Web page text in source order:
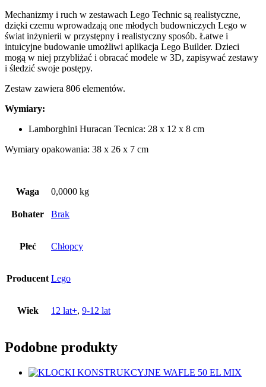
Mechanizmy i ruch w zestawach Lego Technic są realistyczne,
dzięki czemu wprowadzają one młodych budowniczych Lego w
świat inżynierii w przystępny i realistyczny sposób. Łatwe i
intuicyjne budowanie umożliwi aplikacja Lego Builder. Dzieci
mogą w niej przybliżać i obracać modele w 3D, zapisywać zestawy
i śledzić swoje postępy.
Zestaw zawiera 806 elementów.
Wymiary:
Lamborghini Huracan Tecnica: 28 x 12 x 8 cm
Wymiary opakowania: 38 x 26 x 7 cm
Waga 0,0000 kg
Bohater Brak
Płeć Chłopcy
Producent Lego
Wiek 12 lat+, 9-12 lat
Podobne produkty